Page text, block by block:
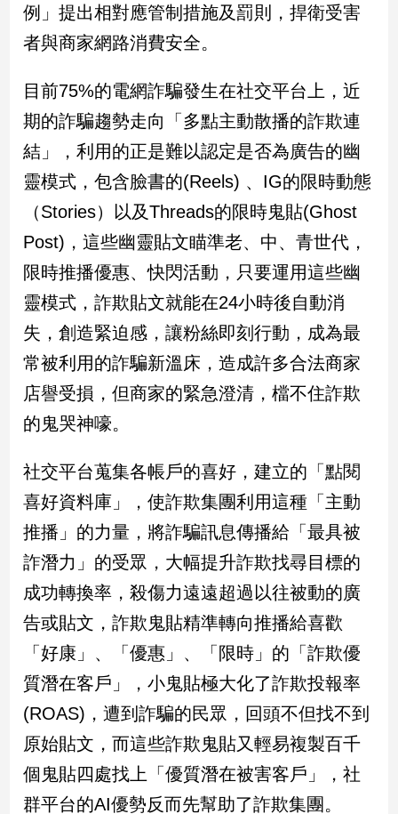
點
調
會
焦
點
點
岸/
國
際
社
會/
方
新
病
毒
專
南
台
灣
觀
點
南
台
灣
觀
例」提出相對應管制措施及罰則，捍衛受害
者與商家網路消費安全。
目前75%的電網詐騙發生在社交平台上，近
期的詐騙趨勢走向「多點主動散播的詐欺連
結」，利用的正是難以認定是否為廣告的幽
靈模式，包含臉書的(Reels) 、IG的限時動態
（Stories）以及Threads的限時鬼貼(Ghost
Post)，這些幽靈貼文瞄準老、中、青世代，
限時推播優惠、快閃活動，只要運用這些幽
靈模式，詐欺貼文就能在24小時後自動消
失，創造緊迫感，讓粉絲即刻行動，成為最
常被利用的詐騙新溫床，造成許多合法商家
店譽受損，但商家的緊急澄清，檔不住詐欺
的鬼哭神嚎。
社交平台蒐集各帳戶的喜好，建立的「點閱
喜好資料庫」，使詐欺集團利用這種「主動
推播」的力量，將詐騙訊息傳播給「最具被
詐潛力」的受眾，大幅提升詐欺找尋目標的
成功轉換率，殺傷力遠遠超過以往被動的廣
告或貼文，詐欺鬼貼精準轉向推播給喜歡
「好康」、「優惠」、「限時」的「詐欺優
質潛在客戶」，小鬼貼極大化了詐欺投報率
(ROAS)，遭到詐騙的民眾，回頭不但找不到
原始貼文，而這些詐欺鬼貼又輕易複製百千
個鬼貼四處找上「優質潛在被害客戶」，社
群平台的AI優勢反而先幫助了詐欺集團。